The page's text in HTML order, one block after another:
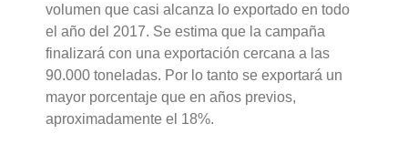
volumen que casi alcanza lo exportado en todo
el año del 2017. Se estima que la campaña
finalizará con una exportación cercana a las
90.000 toneladas. Por lo tanto se exportará un
mayor porcentaje que en años previos,
aproximadamente el 18%.